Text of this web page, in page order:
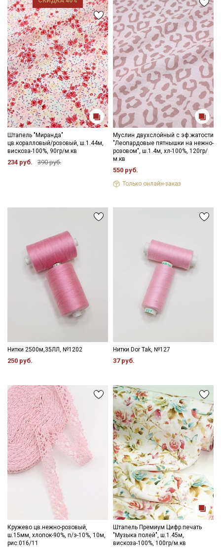
Штапель "Миранда"
цв.коралловый/розовый, ш.1.44м,
вискоза-100%, 90гр/м.кв
234 руб. 390 руб.
Муслин двухслойный с эф.жатости
"Леопардовые пятнышки на нежно-
розовом", ш.1.4м, хл-100%, 120гр/
м.кв
550 руб.
Только онлайн-заказ
Нитки 2500м,35ЛЛ, №1202
250 руб.
Нитки Dor Tak, №127
37 руб.
Кружево цв.нежно-розовый,
ш.15мм, хлопок-90%, п/э-10%, 10м,
рис.016/11
Штапель Премиум Цифр.печать
"Музыка полей", ш.1.45м,
вискоза-100%, 100гр/м.кв
Секретная рассылка от Купава
Мы публикуем здесь дополнительные
промокоды и скидки до 30% на узкие
категории тканей
Электронная почта